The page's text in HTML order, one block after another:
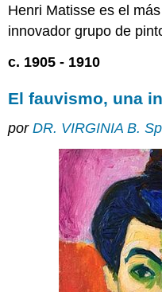
Henri Matisse es el
innovador grupo de
c. 1905 - 1910
El fauvismo, una
porDR. VIRGINIA B.